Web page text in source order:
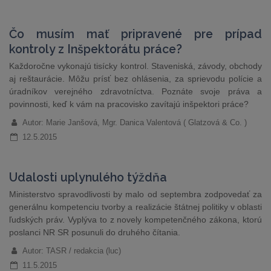
Čo musím mať pripravené pre prípad
kontroly z Inšpektorátu práce?
Každoročne vykonajú tisícky kontrol. Staveniská, závody, obchody
aj reštaurácie. Môžu prísť bez ohlásenia, za sprievodu polície a
úradníkov verejného zdravotníctva. Poznáte svoje práva a
povinnosti, keď k vám na pracovisko zavítajú inšpektori práce?
Autor: Marie Janšová, Mgr. Danica Valentová ( Glatzová & Co. )
12.5.2015
Udalosti uplynulého týždňa
Ministerstvo spravodlivosti by malo od septembra zodpovedať za
generálnu kompetenciu tvorby a realizácie štátnej politiky v oblasti
ľudských práv. Vyplýva to z novely kompetenčného zákona, ktorú
poslanci NR SR posunuli do druhého čítania.
Autor: TASR / redakcia (luc)
11.5.2015